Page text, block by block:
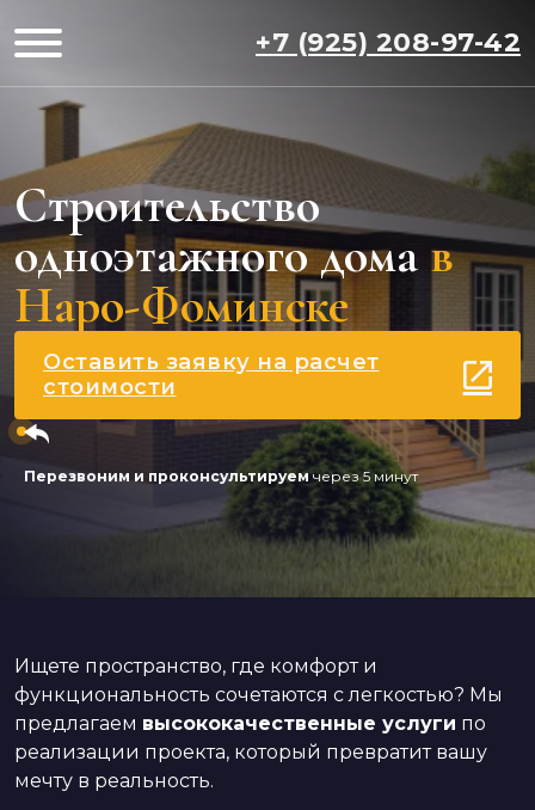
+7 (925) 208-97-42
Строительство
одноэтажного домав
Наро-Фоминске
Оставить заявку на расчет
стоимости
Перезвоним и проконсультируемчерез 5 минут
Ищете пространство, где комфорт и
функциональность сочетаются с легкостью? Мы
предлагаем высококачественные услуги по
реализации проекта, который превратит вашу
мечту в реальность.